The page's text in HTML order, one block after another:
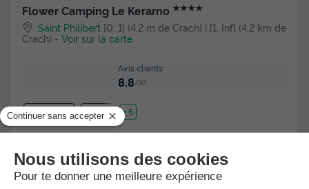
Flower Camping Le Kerarno ★★★★
Saint Philibert ]0, 1[ (4,2 m de Crach) | [1, Inf[ (4,2 km de
Crach) - Voir sur la carte
Avis clients
8.8/10
Wifi payant Bord de mer
+ 5
MOBILHOME 4 personnes - Confort 22m² - 2 chambres -
Terrasse semi-couverte - TV - lave-vaisselle